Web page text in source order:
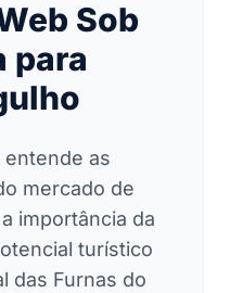
Sob
para
entende as
mercado de
importância da
turístico
das Furnas do